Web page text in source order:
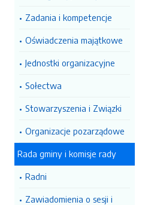
Zadania i kompetencje
Oświadczenia majątkowe
Jednostki organizacyjne
Sołectwa
Stowarzyszenia i Związki
Organizacje pozarządowe
Rada gminy i komisje rady
Radni
Zawiadomienia o sesji i